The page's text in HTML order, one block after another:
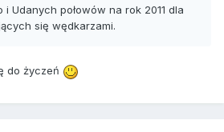
Udanych połowów na rok 2011 dla
się wędkarzami.
do życzeń